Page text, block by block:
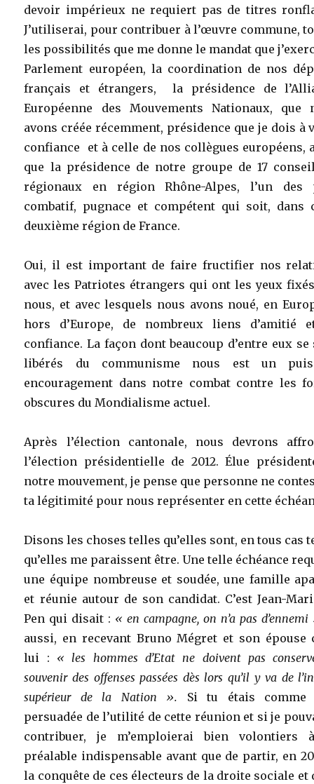
devoir impérieux ne requiert pas de titres
J’utiliserai, pour contribuer à l’œuvre commune,
les possibilités que me donne le mandat que
Parlement européen, la coordination de nos
français et étrangers, la présidence de
Européenne des Mouvements Nationaux, que
avons créée récemment, présidence que je dois à
confiance et à celle de nos collègues européens,
que la présidence de notre groupe de 17
régionaux en région Rhône-Alpes, l’un des
combatif, pugnace et compétent qui soit, dans
deuxième région de France.
Oui, il est important de faire fructifier nos
avec les Patriotes étrangers qui ont les yeux
nous, et avec lesquels nous avons noué, en
hors d’Europe, de nombreux liens d’amitié
confiance. La façon dont beaucoup d’entre eux se
libérés du communisme nous est un
encouragement dans notre combat contre les
obscures du Mondialisme actuel.
Après l’élection cantonale, nous devrons
l’élection présidentielle de 2012. Élue
notre mouvement, je pense que personne ne
ta légitimité pour nous représenter en cette
Disons les choses telles qu’elles sont, en tous cas
qu’elles me paraissent être. Une telle échéance
une équipe nombreuse et soudée, une famille
et réunie autour de son candidat. C’est Jean-
Pen qui disait : « en campagne, on n’a pas d’ennemi
aussi, en recevant Bruno Mégret et son épouse
lui : « les hommes d’Etat ne doivent pas
souvenir des offenses passées dès lors qu’il y va de
supérieur de la Nation ». Si tu étais comme
persuadée de l’utilité de cette réunion et si je
contribuer, je m’emploierai bien volontiers
préalable indispensable avant que de partir, en
la conquête de ces électeurs de la droite sociale et